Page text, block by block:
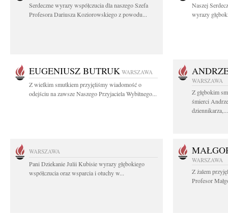
Serdeczne wyrazy współczucia dla naszego Szefa
Profesora Dariusza Koziorowskiego z powodu...
Naszej
wyrazy
EUGENIUSZ BUTRUK WARSZAWA
Z wielkim smutkiem przyjęliśmy wiadomość o
odejściu na zawsze Naszego Przyjaciela Wybitnego...
WARSZAWA
Z głębokim
śmierci
dziennikarza,...
WARSZAWA
Pani Dziekanie Julii Kubisie wyrazy głębokiego
współczucia oraz wsparcia i otuchy w...
WARSZAWA
Z żalem
Profesor